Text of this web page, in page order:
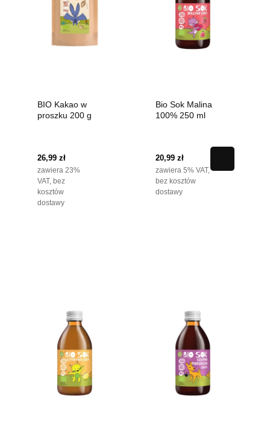
BIO Kakao w
proszku 200 g
26,99 zł
zawiera 23%
VAT, bez
kosztów
dostawy
Bio Sok Malina
100% 250 ml
20,99 zł
zawiera 5% VAT,
bez kosztów
dostawy